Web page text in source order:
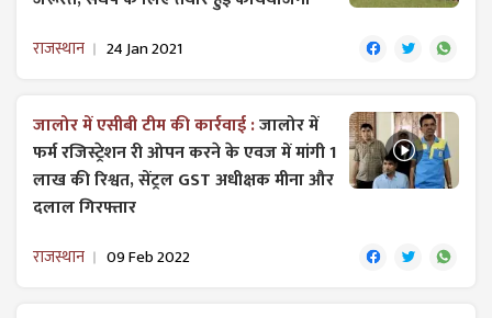
राजस्थान 24 Jan 2021
जालोर में एसीबी टीम की कार्रवाई :जालोर में
फर्म रजिस्ट्रेशन री ओपन करने के एवज में मांगी 1
लाख की रिश्वत, सेंट्रल GST अधीक्षक मीना और
दलाल गिरफ्तार
राजस्थान 09 Feb 2022